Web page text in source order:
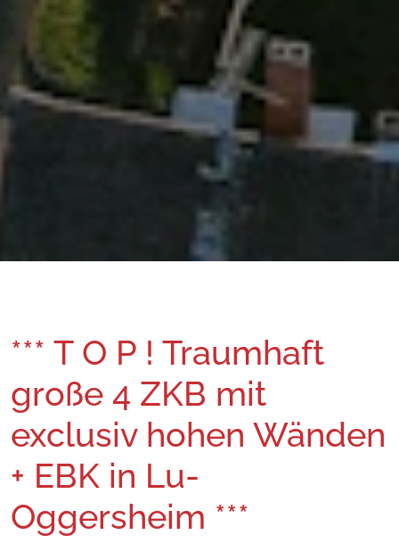
*** T O P ! Traumhaft
große 4 ZKB mit
exclusiv hohen Wänden
+ EBK in Lu-
Oggersheim ***